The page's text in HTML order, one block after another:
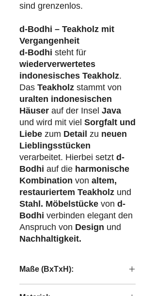
sind grenzenlos.
d-Bodhi – Teakholz mit
Vergangenheit
d-Bodhi steht für
wiederverwertetes
indonesisches Teakholz.
Das Teakholz stammt von
uralten indonesischen
Häuser auf der Insel Java
und wird mit viel Sorgfalt und
Liebe zum Detail zu neuen
Lieblingsstücken
verarbeitet. Hierbei setzt d-
Bodhi auf die harmonische
Kombination von altem,
restauriertem Teakholz und
Stahl. Möbelstücke von d-
Bodhi verbinden elegant den
Anspruch von Design und
Nachhaltigkeit.
Maße (BxTxH):